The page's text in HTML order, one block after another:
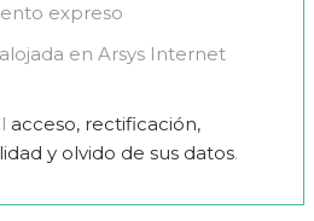
expreso
en Arsys Internet
acceso, rectificación,
y olvido de sus datos.